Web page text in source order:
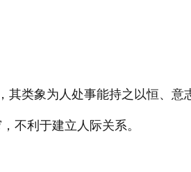
其类象为人处事能持之以恒、意
不利于建立人际关系。